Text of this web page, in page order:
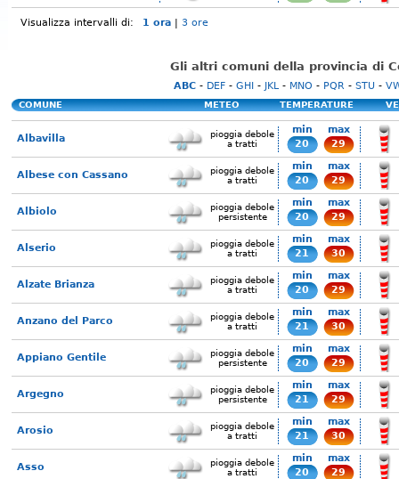
Visualizza intervalli di: 1 ora | 3 ore
Gli altri comuni della provincia di
ABC- DEF- GHI- JKL- MNO - PQR - STU -
COMUNE METEO TEMPERATURE
Albavilla
pioggia debole
a tratti
min
20
max
29
Albese con Cassano
pioggia debole
a tratti
min
20
max
29
Albiolo
pioggia debole
persistente
min
20
max
29
Alserio
pioggia debole
a tratti
min
21
max
30
Alzate Brianza
pioggia debole
a tratti
min
20
max
29
Anzano del Parco
pioggia debole
a tratti
min
21
max
30
Appiano Gentile
pioggia debole
persistente
min
20
max
29
Argegno
pioggia debole
persistente
min
21
max
29
Arosio
pioggia debole
a tratti
min
21
max
30
Asso
pioggia debole
a tratti
min
20
max
29